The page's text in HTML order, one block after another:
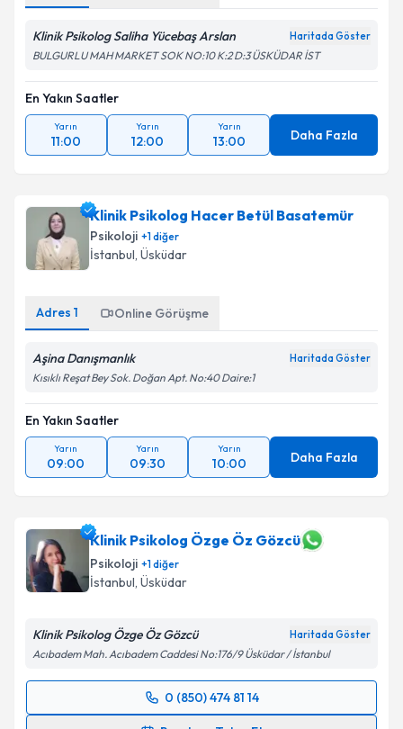
Klinik Psikolog Saliha Yücebaş Arslan Haritada Göster
BULGURLU MAH MARKET SOK NO:10 K:2 D:3 ÜSKÜDAR İST
En Yakın Saatler
Yarın
11:00
Yarın
12:00
Yarın
13:00 Daha Fazla
Klinik Psikolog Hacer Betül Basatemür
Psikoloji +1diğer
İstanbul, Üsküdar
Adres 1 Online Görüşme
Aşina Danışmanlık Haritada Göster
Kısıklı Reşat Bey Sok. Doğan Apt. No:40 Daire:1
En Yakın Saatler
Yarın
09:00
Yarın
09:30
Yarın
10:00 Daha Fazla
Klinik Psikolog Özge Öz Gözcü
Psikoloji +1diğer
İstanbul, Üsküdar
Klinik Psikolog Özge Öz Gözcü Haritada Göster
Acıbadem Mah. Acıbadem Caddesi No:176/9 Üsküdar / İstanbul
0 (850) 474 81 14
Randevu Takvimi Talebi